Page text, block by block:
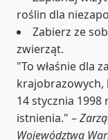
roślin dla
Zabierz ze
zwierząt.
"To właśnie dla
14 stycznia 1998
istnienia." –
Województwa